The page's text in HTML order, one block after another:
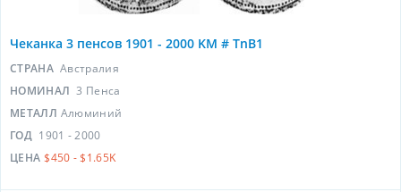
Чеканка 3 пенсов 1901 - 2000 KM # TnB1
СТРАНА Австралия
НОМИНАЛ 3 Пенса
МЕТАЛЛ Алюминий
ГОД 1901 - 2000
ЦЕНА $450 - $1.65K